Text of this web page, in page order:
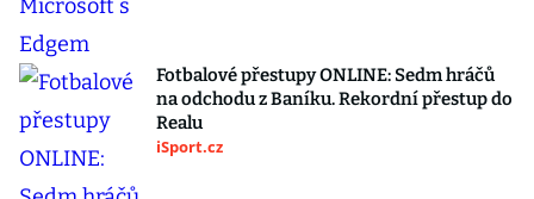
Fotbalové přestupy ONLINE: Sedm hráčů
na odchodu z Baníku. Rekordní přestup do
Realu
iSport.cz